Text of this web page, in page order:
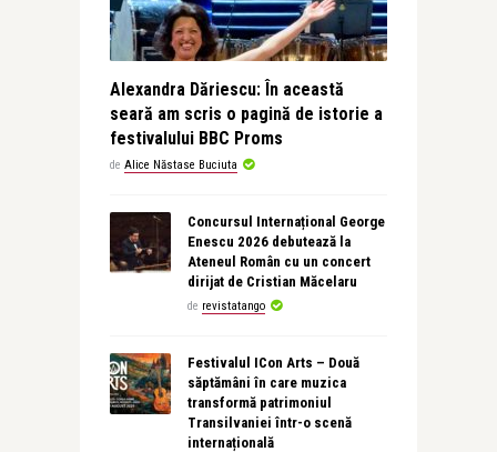
Alexandra Dăriescu: În această
seară am scris o pagină de istorie a
festivalului BBC Proms
de Alice Năstase Buciuta
Concursul Internațional George
Enescu 2026 debutează la
Ateneul Român cu un concert
dirijat de Cristian Măcelaru
de revistatango
Festivalul ICon Arts – Două
săptămâni în care muzica
transformă patrimoniul
Transilvaniei într-o scenă
internațională